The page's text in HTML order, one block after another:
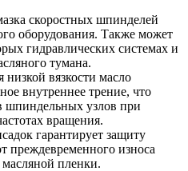
скоростных шпинделей
оборудования. Также может
гидравлических системах и
тумана.
низкой вязкости масло
внутреннее трение, что
шпиндельных узлов при
вращения.
гарантирует защиту
преждевременного износа
пленки.